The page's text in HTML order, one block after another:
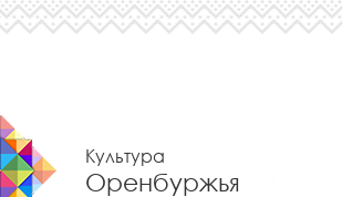
Культура
Оренбуржья